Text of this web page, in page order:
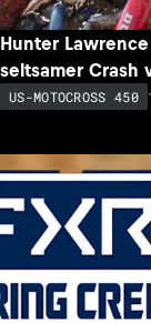
Hunter
seltsamer Crash
US-MOTOCROSS 450